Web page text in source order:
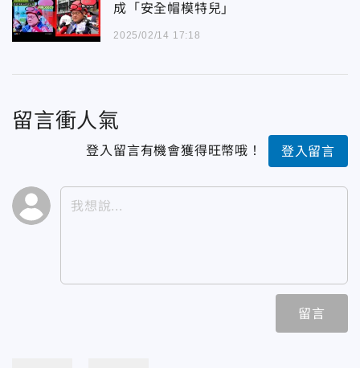
成「安全帽模特兒」
2025/02/14 17:18
留言衝人氣
登入留言有機會獲得旺幣哦！ 登入留言
留言